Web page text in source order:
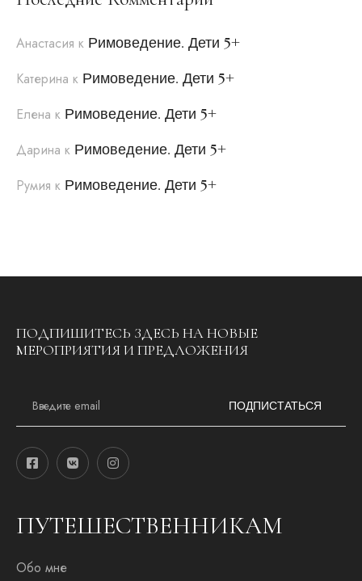
Анастасия к Римоведение. Дети 5+
Катерина к Римоведение. Дети 5+
Елена к Римоведение. Дети 5+
Дарина к Римоведение. Дети 5+
Румия к Римоведение. Дети 5+
ПОДПИШИТЕСЬ ЗДЕСЬ НА НОВЫЕ
МЕРОПРИЯТИЯ И ПРЕДЛОЖЕНИЯ
a
l
*
ПОДПИСТАТЬСЯ
ПУТЕШЕСТВЕННИКАМ
Обо мне